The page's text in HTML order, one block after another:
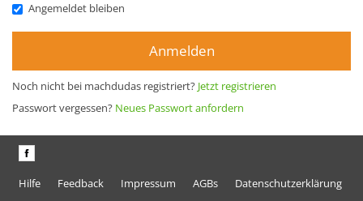
Angemeldet bleiben
Anmelden
Noch nicht bei machdudas registriert? Jetzt registrieren
Passwort vergessen? Neues Passwort anfordern
Hilfe Feedback Impressum AGBs
Datenschutzerklärung